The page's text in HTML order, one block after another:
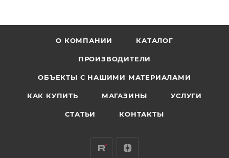
О КОМПАНИИ КАТАЛОГ
ПРОИЗВОДИТЕЛИ
ОБЪЕКТЫ С НАШИМИ МАТЕРИАЛАМИ
КАК КУПИТЬ МАГАЗИНЫ УСЛУГИ
СТАТЬИ КОНТАКТЫ